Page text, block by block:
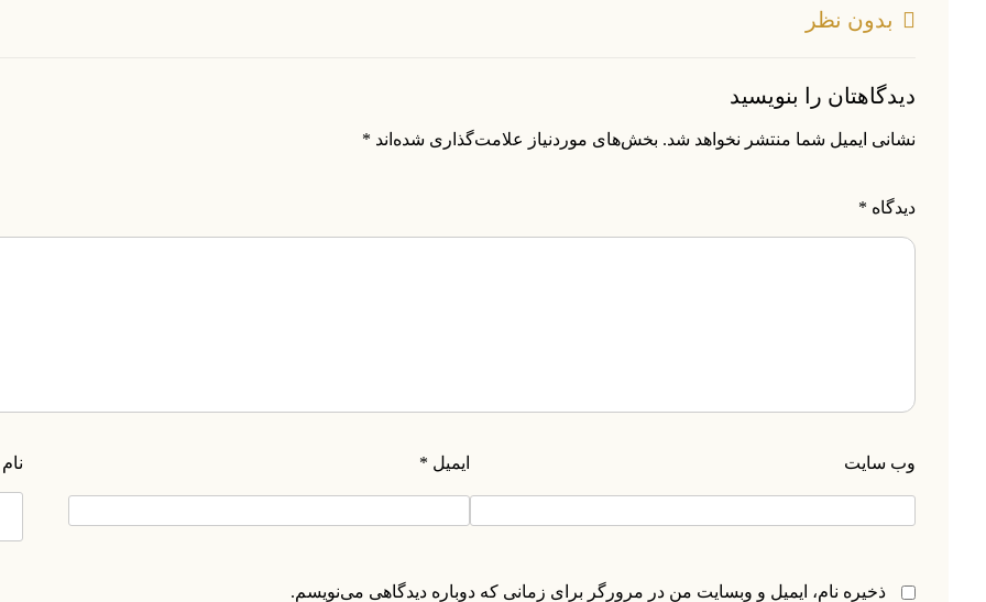
بدون نظر
دیدگاهتان را بنویسید
نشانی ایمیل شما منتشر نخواهد شد. بخش‌های موردنیاز علامت‌گذاری شده‌اند *
دیدگاه *
ایمیل * وب‌ سایت
ذخیره نام، ایمیل و وبسایت من در مرورگر برای زمانی که دوباره دیدگاهی می‌نویسم.